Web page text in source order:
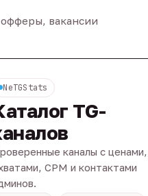
офферы, вакансии
NeTGStats
TG-
каналы с ценами,
CPM и контактами